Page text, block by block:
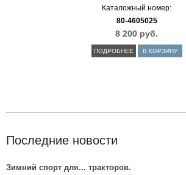
Каталожный номер:
80-4605025
8 200 руб.
ПОДРОБНЕЕ В КОРЗИНУ
Последние новости
Зимний спорт для... тракторов.